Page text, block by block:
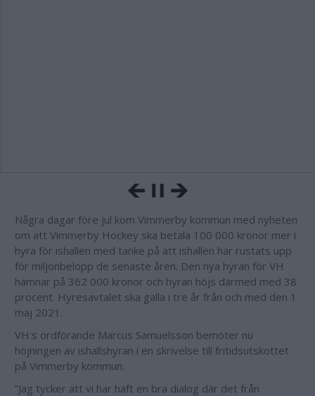
Några dagar före jul kom Vimmerby kommun med nyheten
om att Vimmerby Hockey ska betala 100 000 kronor mer i
hyra för ishallen med tanke på att ishallen har rustats upp
för miljonbelopp de senaste åren. Den nya hyran för VH
hamnar på 362 000 kronor och hyran höjs därmed med 38
procent. Hyresavtalet ska gälla i tre år från och med den 1
maj 2021.
VH:s ordförande Marcus Samuelsson bemöter nu
höjningen av ishallshyran i en skrivelse till fritidsutskottet
på Vimmerby kommun.
”Jag tycker att vi har haft en bra dialog där det från